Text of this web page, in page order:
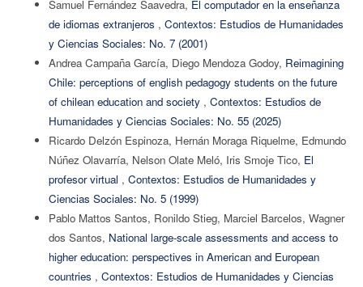
Samuel Fernández Saavedra, El computador en la enseñanza
de idiomas extranjeros , Contextos: Estudios de Humanidades
y Ciencias Sociales: No. 7 (2001)
Andrea Campaña García, Diego Mendoza Godoy, Reimagining
Chile: perceptions of english pedagogy students on the future
of chilean education and society , Contextos: Estudios de
Humanidades y Ciencias Sociales: No. 55 (2025)
Ricardo Delzón Espinoza, Hernán Moraga Riquelme, Edmundo
Núñez Olavarría, Nelson Olate Meló, Iris Smoje Tico, El
profesor virtual , Contextos: Estudios de Humanidades y
Ciencias Sociales: No. 5 (1999)
Pablo Mattos Santos, Ronildo Stieg, Marciel Barcelos, Wagner
dos Santos, National large-scale assessments and access to
higher education: perspectives in American and European
countries , Contextos: Estudios de Humanidades y Ciencias